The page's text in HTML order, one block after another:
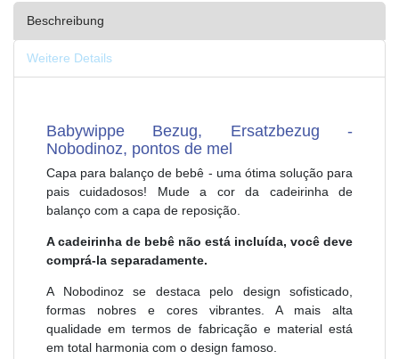
Beschreibung
Weitere Details
Babywippe Bezug, Ersatzbezug -
Nobodinoz, pontos de mel
Capa para balanço de bebê - uma ótima solução para
pais cuidadosos! Mude a cor da cadeirinha de
balanço com a capa de reposição.
A cadeirinha de bebê não está incluída, você deve
comprá-la separadamente.
A Nobodinoz se destaca pelo design sofisticado,
formas nobres e cores vibrantes. A mais alta
qualidade em termos de fabricação e material está
em total harmonia com o design famoso.